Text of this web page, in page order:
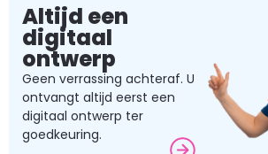
Altijd een
digitaal
ontwerp
Geen verrassing achteraf. U
ontvangt altijd eerst een
digitaal ontwerp ter
goedkeuring.